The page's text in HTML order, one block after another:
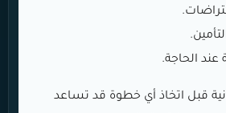
عند الحاجة.
قبل اتخاذ أي خطوة قد تساعد